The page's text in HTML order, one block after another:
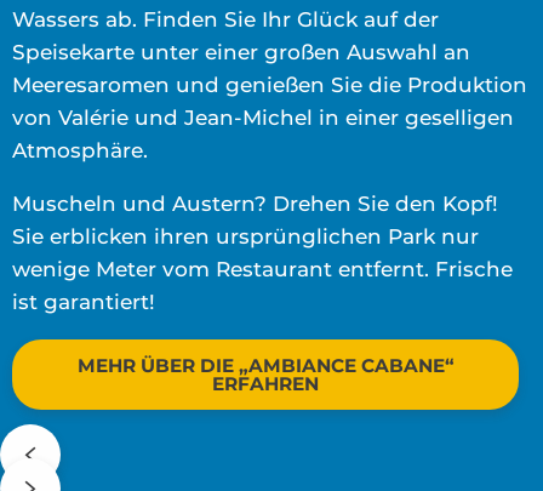
Wassers ab. Finden Sie Ihr Glück auf der
Speisekarte unter einer großen Auswahl an
Meeresaromen und genießen Sie die Produktion
von Valérie und Jean-Michel in einer geselligen
Atmosphäre.
Muscheln und Austern? Drehen Sie den Kopf!
Sie erblicken ihren ursprünglichen Park nur
wenige Meter vom Restaurant entfernt. Frische
ist garantiert!
MEHR ÜBER DIE „AMBIANCE CABANE“
ERFAHREN